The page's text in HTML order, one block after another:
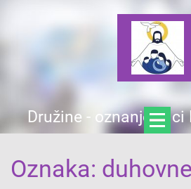
Družine -
Oznaka: